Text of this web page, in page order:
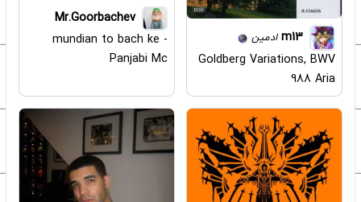
m13 ادمین
Goldberg Variations, BWV
988 Aria
Mr.Goorbachev
mundian to bach ke -
Panjabi Mc